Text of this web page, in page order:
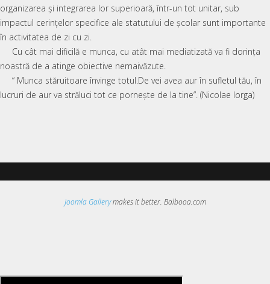
organizarea și integrarea lor superioară, într-un tot unitar, sub
impactul cerințelor specifice ale statutului de școlar sunt importante
în activitatea de zi cu zi.
Cu cât mai dificilă e munca, cu atât mai mediatizată va fi dorința
noastră de a atinge obiective nemaivăzute.
“ Munca stăruitoare învinge totul.De vei avea aur în sufletul tău, în
lucruri de aur va străluci tot ce pornește de la tine”. (Nicolae Iorga)
Joomla Gallerymakes it better. Balbooa.com